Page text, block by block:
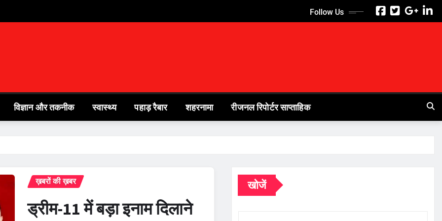
Follow Us
विज्ञान और तकनीक स्वास्थ्य पहाड़ रैबार शहरनामा रीजनल रिपोर्टर साप्ताहिक
ख़बरों की ख़बर
ड्रीम-11 में बड़ा इनाम दिलाने
खोजें